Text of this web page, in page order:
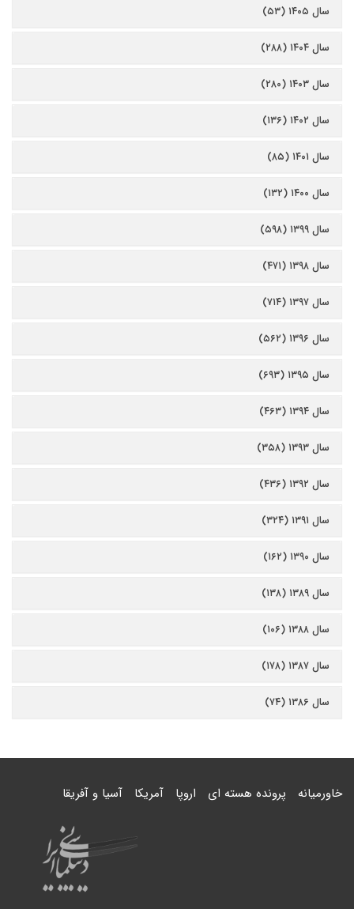
سال ۱۴۰۵ (۵۳)
سال ۱۴۰۴ (۲۸۸)
سال ۱۴۰۳ (۲۸۰)
سال ۱۴۰۲ (۱۳۶)
سال ۱۴۰۱ (۸۵)
سال ۱۴۰۰ (۱۳۲)
سال ۱۳۹۹ (۵۹۸)
سال ۱۳۹۸ (۴۷۱)
سال ۱۳۹۷ (۷۱۴)
سال ۱۳۹۶ (۵۶۲)
سال ۱۳۹۵ (۶۹۳)
سال ۱۳۹۴ (۴۶۳)
سال ۱۳۹۳ (۳۵۸)
سال ۱۳۹۲ (۴۳۶)
سال ۱۳۹۱ (۳۲۴)
سال ۱۳۹۰ (۱۶۲)
سال ۱۳۸۹ (۱۳۸)
سال ۱۳۸۸ (۱۰۶)
سال ۱۳۸۷ (۱۷۸)
سال ۱۳۸۶ (۷۴)
خاورمیانه پرونده هسته ای اروپا آمریکا آسیا و آفریقا